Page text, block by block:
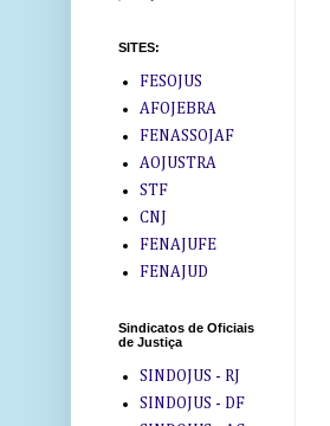
SITES:
FESOJUS
AFOJEBRA
FENASSOJAF
AOJUSTRA
STF
CNJ
FENAJUFE
FENAJUD
Sindicatos de Oficiais
de Justiça
SINDOJUS - RJ
SINDOJUS - DF